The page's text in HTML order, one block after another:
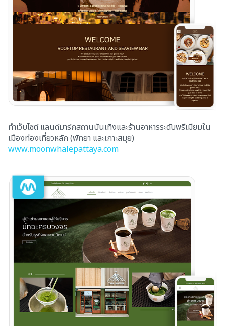
ทำเว็บไซต์ แลนด์มาร์กสถานบันเทิงและร้านอาหารระดับพรีเมียมใน
เมืองท่องเที่ยวหลัก (พัทยา และเกาะสมุย)
www.moonwhalepattaya.com